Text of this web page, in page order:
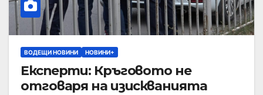
ВОДЕЩИ НОВИНИ НОВИНИ+
Експерти: Кръговото не
отговаря на изискванията